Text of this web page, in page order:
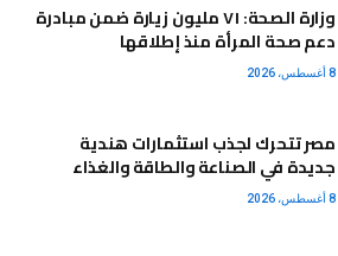
وزارة الصحة: ٧١ مليون زيارة ضمن مبادرة
دعم صحة المرأة منذ إطلاقها
8 أغسطس، 2026
مصر تتحرك لجذب استثمارات هندية
جديدة في الصناعة والطاقة والغذاء
8 أغسطس، 2026